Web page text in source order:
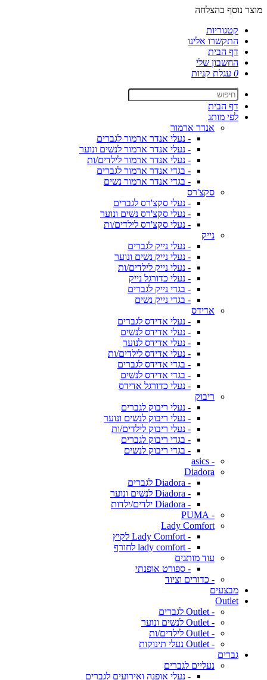
מוצר נוסף בהצלחה
קטגוריות
התקשרו אלינו
דף הבית
החשבון שלי
0 עגלת קניות
דף הבית
לפי מותג
אנדר ארמור
- נעלי אנדר ארמור לגברים
- נעלי אנדר ארמור לנשים ונוער
- נעלי אנדר ארמור לילדים/ות
- בגדי אנדר ארמור לגברים
- בגדי אנדר ארמור נשים
סקצ'רס
- נעלי סקצ'רס לגברים
- נעלי סקצ'רס נשים ונוער
- נעלי סקצ'רס לילדים/ות
נייק
- נעלי נייק לגברים
- נעלי נייק נשים ונוער
- נעלי נייק לילדים/ות
- נעלי כדורגל נייק
- בגדי נייק לגברים
- בגדי נייק נשים
אדידס
- נעלי אדידס לגברים
- נעלי אדידס לנשים
- נעלי אדידס לנוער
- נעלי אדידס לילדים/ות
- בגדי אדידס לגברים
- בגדי אדידס לנשים
- נעלי כדורגל אדידס
ריבוק
- נעלי ריבוק לגברים
- נעלי ריבוק לנשים ונוער
- נעלי ריבוק לילדים/ות
- בגדי ריבוק לגברים
- בגדי ריבוק לנשים
- asics
Diadora
- Diadora לגברים
- Diadora לנשים ונוער
- Diadora ילדים/ילדות
- PUMA
Lady Comfort
- Lady Comfort לקיץ
- lady comfort לחורף
עוד מותגים
- ספורט אופנתי
- כדורים וציוד
מבצעים
Outlet
- Outlet לגברים
- Outlet לנשים ונוער
- Outlet לילדים/ות
- Outlet נעלי תינוקות
גברים
נעליים לגברים
- נעלי אופנה ואירועים לגברים